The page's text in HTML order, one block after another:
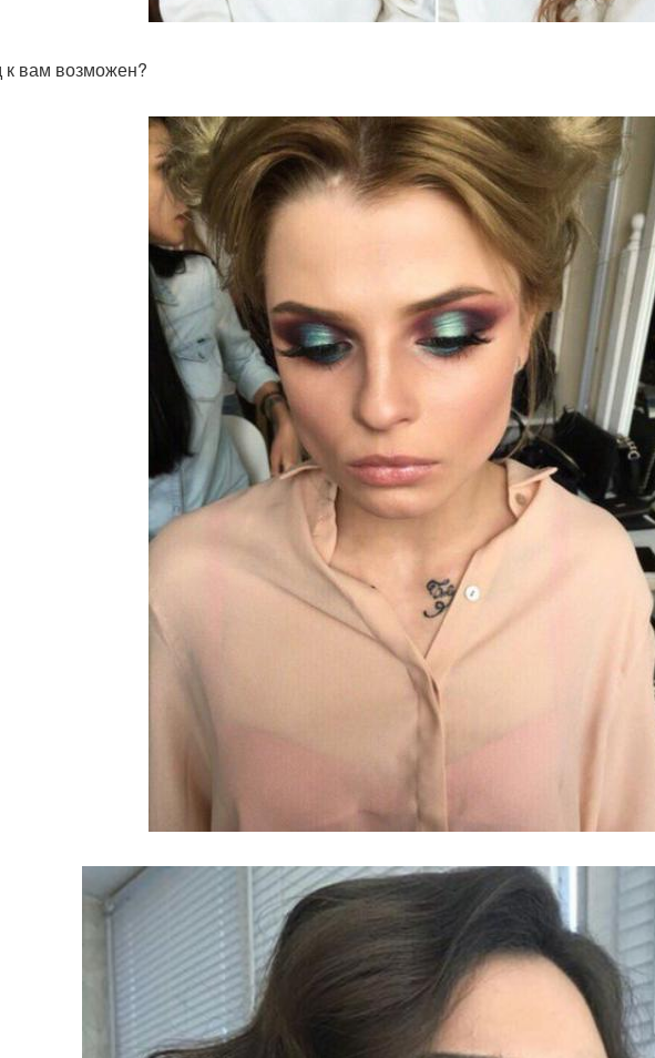
к вам возможен?